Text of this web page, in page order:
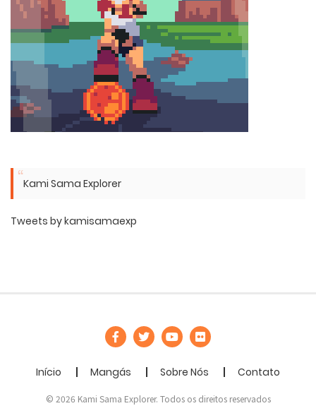
Kami Sama Explorer
Tweets by kamisamaexp
Início Mangás Sobre Nós Contato
© 2026 Kami Sama Explorer. Todos os direitos reservados